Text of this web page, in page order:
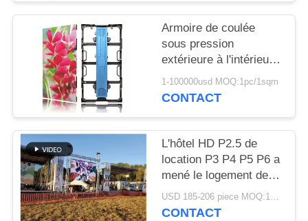
Armoire de coulée
sous pression
extérieure à l'intérieur
de différentes tailles P2
P3 P4 P5 P6 P8 P10
1-100000usd MOQ:1pc/1sqm
CONTACT
L'hôtel HD P2.5 de
location P3 P4 P5 P6 a
mené le logement de
panneaux/location
menée de mur
USD 185-206 piece MOQ:1piece
CONTACT